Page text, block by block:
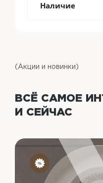
Наличие
(Акции и новинки)
ВСЁ САМОЕ
И СЕЙЧАС